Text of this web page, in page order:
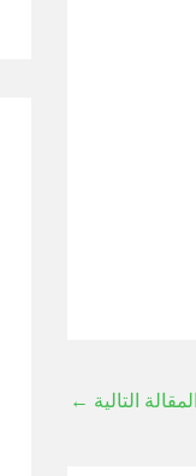
المقالة التالية ←